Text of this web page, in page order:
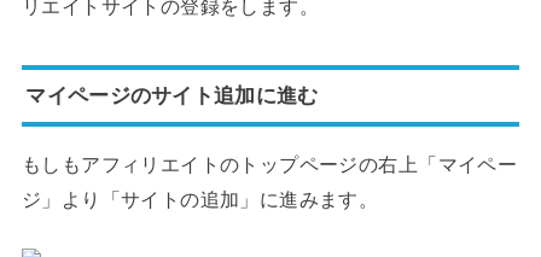
リエイトサイトの登録をします。
マイページのサイト追加に進む
もしもアフィリエイトのトップページの右上「マイペー
ジ」より「サイトの追加」に進みます。